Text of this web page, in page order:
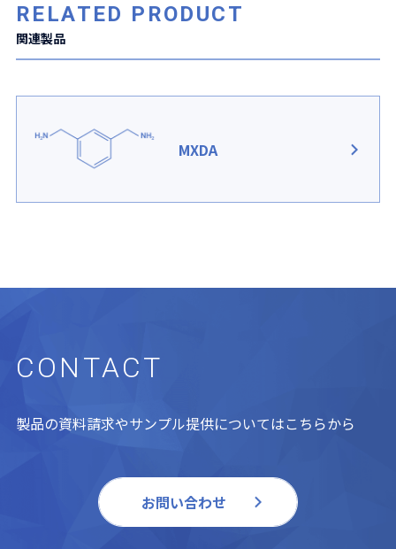
RELATED PRODUCT
関連製品
MXDA
CONTACT
製品の資料請求やサンプル提供についてはこちらから
お問い合わせ